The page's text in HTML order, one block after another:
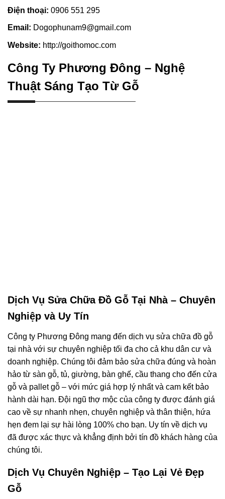
Điện thoại: 0906 551 295
Email: Dogophunam9@gmail.com
Website: http://goithomoc.com
Công Ty Phương Đông – Nghệ
Thuật Sáng Tạo Từ Gỗ
Dịch Vụ Sửa Chữa Đồ Gỗ Tại Nhà – Chuyên
Nghiệp và Uy Tín
Công ty Phương Đông mang đến dịch vụ sửa chữa đồ gỗ
tại nhà với sự chuyên nghiệp tối đa cho cả khu dân cư và
doanh nghiệp. Chúng tôi đảm bảo sửa chữa đúng và hoàn
hảo từ sàn gỗ, tủ, giường, bàn ghế, cầu thang cho đến cửa
gỗ và pallet gỗ – với mức giá hợp lý nhất và cam kết bảo
hành dài hạn. Đội ngũ thợ mộc của công ty được đánh giá
cao về sự nhanh nhẹn, chuyên nghiệp và thân thiện, hứa
hẹn đem lại sự hài lòng 100% cho bạn. Uy tín về dịch vụ
đã được xác thực và khẳng định bởi tín đồ khách hàng của
chúng tôi.
Dịch Vụ Chuyên Nghiệp – Tạo Lại Vẻ Đẹp
Gỗ